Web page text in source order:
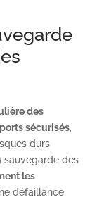
des
sécurisés,
durs
sauvegarde des
les
défaillance